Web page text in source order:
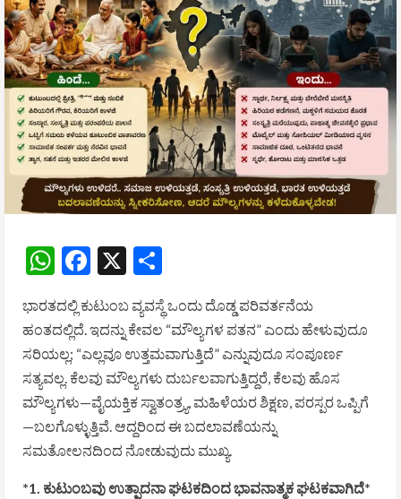
WhatsApp
Facebook
X
ಭಾರತದಲ್ಲಿ ಕುಟುಂಬ ವ್ಯವಸ್ಥೆ ಒಂದು ದೊಡ್ಡ ಪರಿವರ್ತನೆಯ
ಹಂತದಲ್ಲಿದೆ. ಇದನ್ನು ಕೇವಲ “ಮೌಲ್ಯಗಳ ಪತನ” ಎಂದು ಹೇಳುವುದೂ
ಸರಿಯಲ್ಲ; “ಎಲ್ಲವೂ ಉತ್ತಮವಾಗುತ್ತಿದೆ” ಎನ್ನುವುದೂ ಸಂಪೂರ್ಣ
ಸತ್ಯವಲ್ಲ. ಕೆಲವು ಮೌಲ್ಯಗಳು ದುರ್ಬಲವಾಗುತ್ತಿದ್ದರೆ, ಕೆಲವು ಹೊಸ
ಮೌಲ್ಯಗಳು—ವೈಯಕ್ತಿಕ ಸ್ವಾತಂತ್ರ್ಯ, ಮಹಿಳೆಯರ ಶಿಕ್ಷಣ, ಪರಸ್ಪರ ಒಪ್ಪಿಗೆ
—ಬಲಗೊಳ್ಳುತ್ತಿವೆ. ಆದ್ದರಿಂದ ಈ ಬದಲಾವಣೆಯನ್ನು
ಸಮತೋಲನದಿಂದ ನೋಡುವುದು ಮುಖ್ಯ.
*1. ಕುಟುಂಬವು ಉತ್ಪಾದನಾ ಘಟಕದಿಂದ ಭಾವನಾತ್ಮಕ ಘಟಕವಾಗಿದೆ*